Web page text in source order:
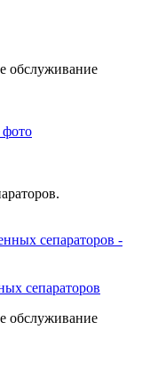
обслуживание
сепараторов
обслуживание